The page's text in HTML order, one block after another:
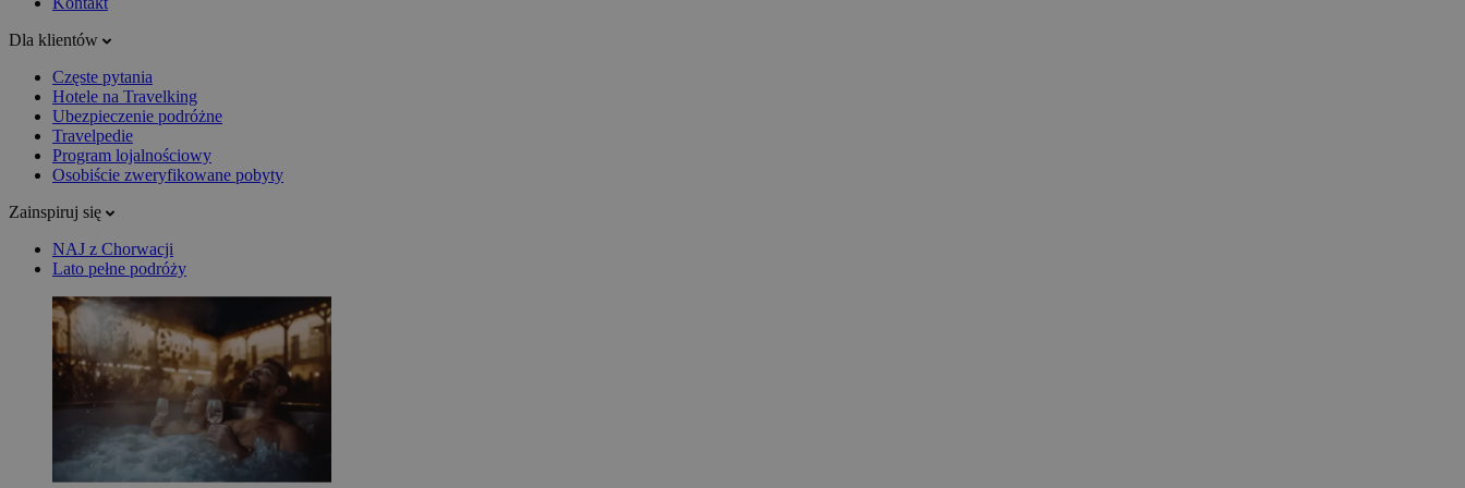
Dla klientów
Częste pytania
Hotele na Travelking
Ubezpieczenie podróżne
Travelpedie
Program lojalnościowy
Osobiście zweryfikowane pobyty
Zainspiruj się
NAJ z Chorwacji
Lato pełne podróży